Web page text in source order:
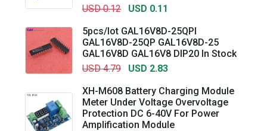
USD 0.12
USD 0.11
5pcs/lot GAL16V8D-25QPI
GAL16V8D-25QP GAL16V8D-25
GAL16V8D GAL16V8 DIP20 In Stock
USD 4.79
USD 2.83
XH-M608 Battery Charging Module
Meter Under Voltage Overvoltage
Protection DC 6-40V For Power
Amplification Module